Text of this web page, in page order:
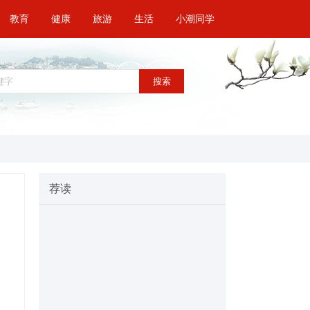
教育 健康 旅游 生活 小潮同学
搜索
荐读